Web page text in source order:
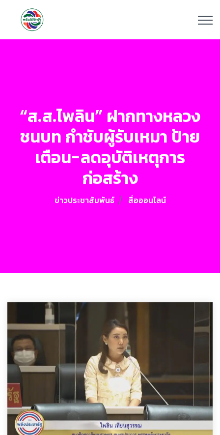
“ส.ส.ไพลิน” ฝากทางหลวง
ชนบท กำชับผู้รับเหมา ป้าย
เตือน-ลดอุบัติเหตุการ
ก่อสร้าง
ข่าวประชาสัมพันธ์ สื่อออนไลน์